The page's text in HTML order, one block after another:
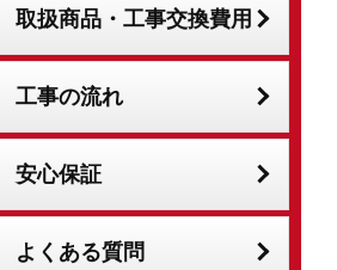
取扱商品・工事交換費用
工事の流れ
安心保証
よくある質問